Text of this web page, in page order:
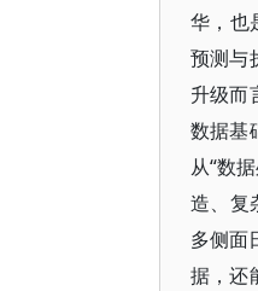
华，也
预测与
升级而
数据基
从“数
造、复
多侧面
据，还